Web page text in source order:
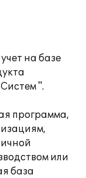
на базе
".
программа,
или
база